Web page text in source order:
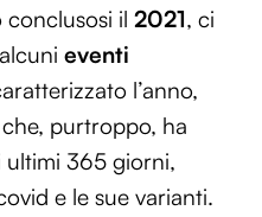
conclusosi il 2021, ci
eventi
l’anno,
purtroppo, ha
ultimi 365 giorni,
e le sue varianti.